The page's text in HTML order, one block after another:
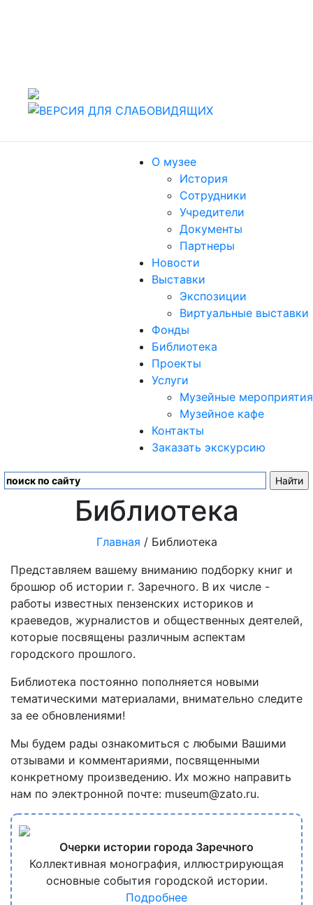
О музее
История
Сотрудники
Учредители
Документы
Партнеры
Новости
Выставки
Экспозиции
Виртуальные выставки
Фонды
Библиотека
Проекты
Услуги
Музейные мероприятия
Музейное кафе
Контакты
Заказать экскурсию
Библиотека
Главная / Библиотека
Представляем вашему вниманию подборку книг и
брошюр об истории г. Заречного. В их числе -
работы известных пензенских историков и
краеведов, журналистов и общественных деятелей,
которые посвящены различным аспектам
городского прошлого.
Библиотека постоянно пополняется новыми
тематическими материалами, внимательно следите
за ее обновлениями!
Мы будем рады ознакомиться с любыми Вашими
отзывами и комментариями, посвященными
конкретному произведению. Их можно направить
нам по электронной почте: museum@zato.ru.
Очерки истории города Заречного
Коллективная монография, иллюстрирующая
основные события городской истории.
Подробнее